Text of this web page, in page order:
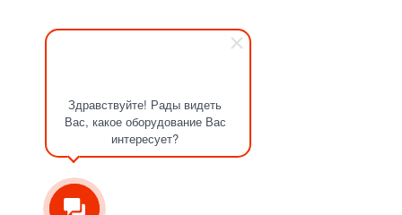
Здравствуйте! Рады видеть
Вас, какое оборудование Вас
интересует?